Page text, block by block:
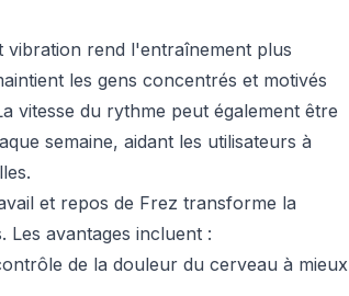
vibration rend l'entraînement plus
les gens concentrés et motivés
vitesse du rythme peut également être
semaine, aidant les utilisateurs à
et repos de Frez transforme la
avantages incluent :
de la douleur du cerveau à mieux